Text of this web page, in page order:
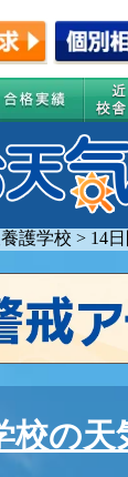
護学校 > 14
校の天